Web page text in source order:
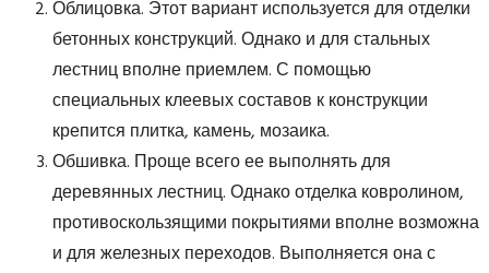
Облицовка. Этот вариант используется для отделки
бетонных конструкций. Однако и для стальных
лестниц вполне приемлем. С помощью
специальных клеевых составов к конструкции
крепится плитка, камень, мозаика.
Обшивка. Проще всего ее выполнять для
деревянных лестниц. Однако отделка ковролином,
противоскользящими покрытиями вполне возможна
и для железных переходов. Выполняется она с